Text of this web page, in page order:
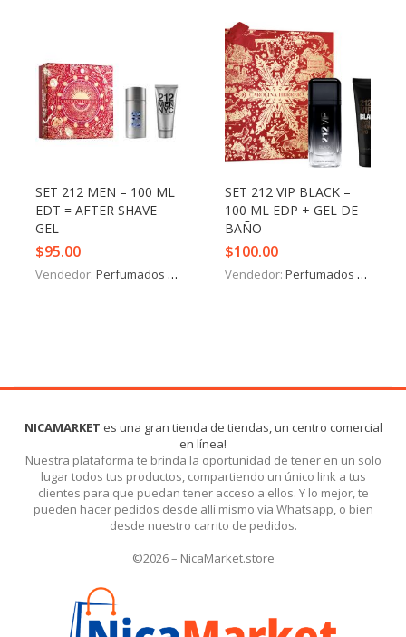
SET 212 MEN – 100 ML
EDT = AFTER SHAVE
GEL
$95.00
Vendedor: Perfumados y más
SET 212 VIP BLACK –
100 ML EDP + GEL DE
BAÑO
$100.00
Vendedor: Perfumados y más
NICAMARKET es una gran tienda de tiendas, un centro comercial
en línea!
Nuestra plataforma te brinda la oportunidad de tener en un solo
lugar todos tus productos, compartiendo un único link a tus
clientes para que puedan tener acceso a ellos. Y lo mejor, te
pueden hacer pedidos desde allí mismo vía Whatsapp, o bien
desde nuestro carrito de pedidos.
©2026 – NicaMarket.store